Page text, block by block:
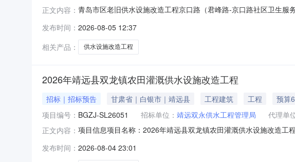
正文内容： 青岛市区老旧供水设施改造工程京口路（君峰路-京口路社区卫生
岛市勘察测绘研究院项目负责人：陆晓燕审查机构：青岛市建设工
政工程（热力、燃气）二类、工
发布时间： 2026-08-05 12:37
相关产品：
供水设施改造工程
2026年靖远县双龙镇农田灌溉供水设施改造工程
招标｜招标预告 甘肃省｜白银市｜靖远县 工程建筑 工程
预算
项目编号： BGZJ-SL26051 招标单位： 靖远双永供水工程管理局 代理单
正文内容： 项目信息项目名称：2026年靖远县双龙镇农田灌溉供水设施改造
算（万元）：680.855793招标内容与范围：二次衬砌双龙隧洞侧墙
发布时间： 2026-08-04 23:01